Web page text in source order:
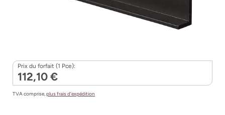
Prix du forfait (1 Pce):
112,10 €
TVA comprise,plus frais d’expédition